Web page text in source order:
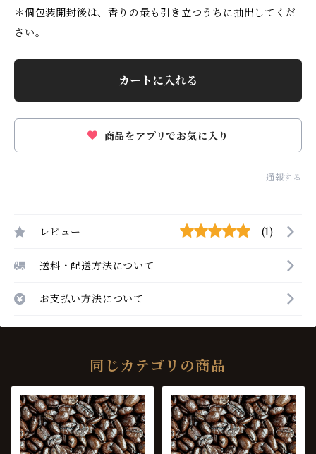
＊個包装開封後は、香りの最も引き立つうちに抽出してくだ
さい。
カートに入れる
商品をアプリでお気に入り
通報する
レビュー (1)
送料・配送方法について
お支払い方法について
同じカテゴリの商品